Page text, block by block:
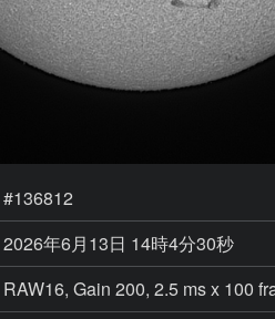
#136812
2026年6月13日 14時4分30秒
RAW16, Gain 200, 2.5 ms x 100